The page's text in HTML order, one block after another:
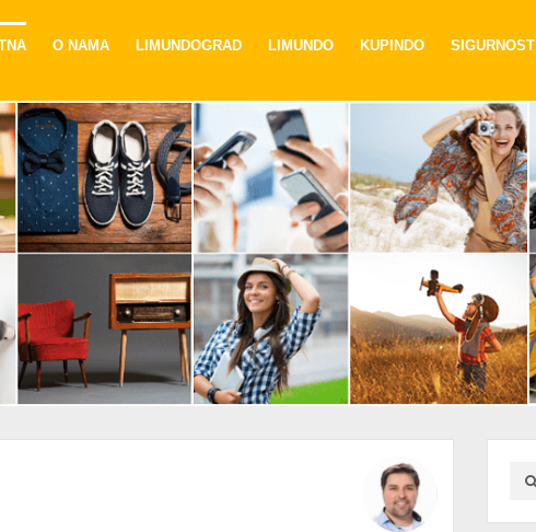
O NAMA LIMUNDOGRAD LIMUNDO KUPINDO SIGURNOST
for: